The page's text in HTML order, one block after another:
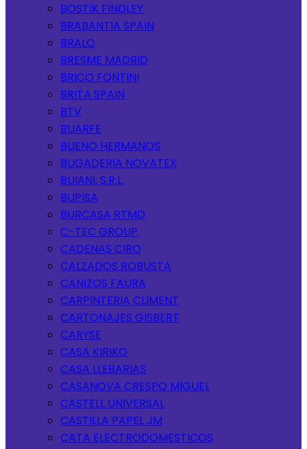
BOSTIK FINDLEY
BRABANTIA SPAIN
BRALO
BRESME MADRID
BRICO FONTINI
BRITA SPAIN
BTV
BUARFE
BUENO HERMANOS
BUGADERIA NOVATEX
BUIANI, S.R.L.
BUPISA
BURCASA RTMD
C-TEC GROUP
CADENAS CIRO
CALZADOS ROBUSTA
CANIZOS FAURA
CARPINTERIA CLIMENT
CARTONAJES GISBERT
CARYSE
CASA KIRIKO
CASA LLEBARIAS
CASANOVA CRESPO MIGUEL
CASTELL UNIVERSAL
CASTILLA PAPEL JM
CATA ELECTRODOMESTICOS